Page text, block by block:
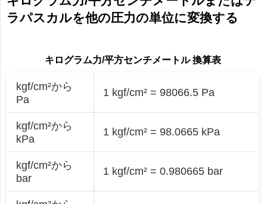
ラパスカルを他の圧力の単位に変換する
キログラム力/平方センチメートル 換算表
kgf/cm²から
Pa
1 kgf/cm² = 98066.5 Pa
kgf/cm²から
kPa
1 kgf/cm² = 98.0665 kPa
kgf/cm²から
bar
1 kgf/cm² = 0.980665 bar